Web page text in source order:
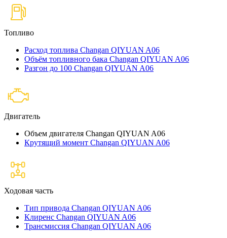
Топливо
Расход топлива Changan QIYUAN A06
Объём топливного бака Changan QIYUAN A06
Разгон до 100 Changan QIYUAN A06
Двигатель
Объем двигателя Changan QIYUAN A06
Крутящий момент Changan QIYUAN A06
Ходовая часть
Тип привода Changan QIYUAN A06
Клиренс Changan QIYUAN A06
Трансмиссия Changan QIYUAN A06